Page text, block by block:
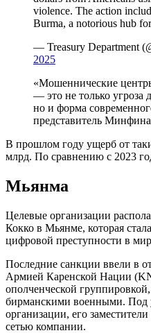
violence. The action
Burma, a notorious hub
— Treasury Department
2025
«Мошеннические
— это не только угроза
но и форма
представитель
В прошлом году ущерб от
млрд. По сравнению с 2023
Мьянма
Целевые организации
Кокко в Мьянме, которая
цифровой преступности в
Последние санкции ввели в
Армией Каренской Нации
ополченческой
бирманскими военными. Под
организации, его
сетью компании.